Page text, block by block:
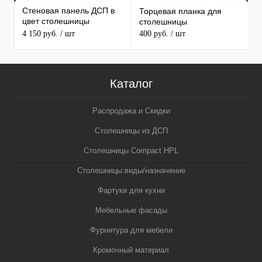
Стеновая панель ДСП в
цвет столешницы
MAERSS
4 150 руб. / шт
Торцевая планка для
столешницы
400 руб. / шт
Каталог
Распродажа и Скидки
Столешницы из ДСП
Столешницы Compact HPL
Столешницы:виды/назначение
Фартуки для кухни
Мебельные фасады
Фурнитура для мебели
Кромочный материал